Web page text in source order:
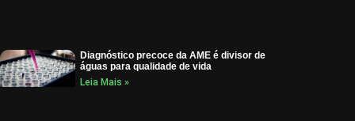
Diagnóstico precoce da AME é divisor de
águas para qualidade de vida
Leia Mais »